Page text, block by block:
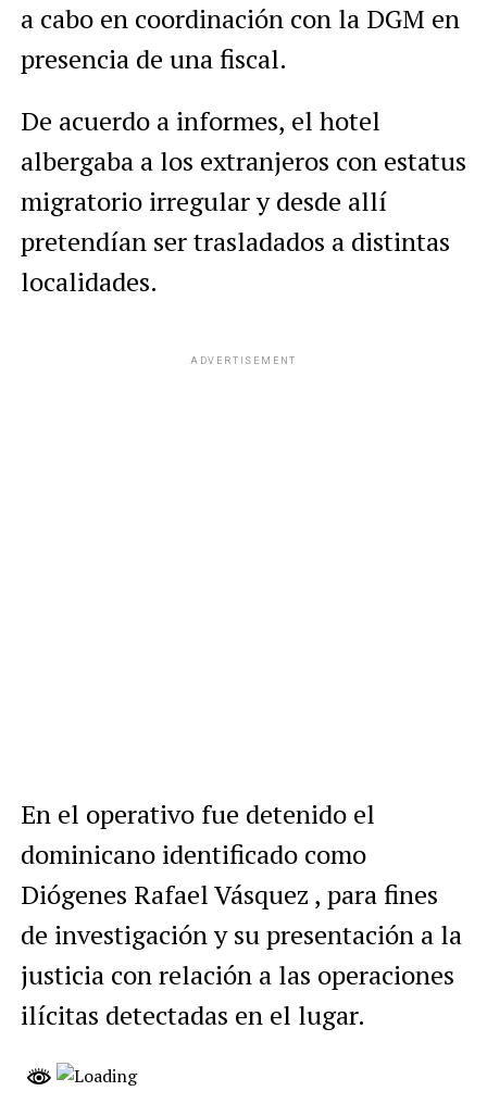
a cabo en coordinación con la DGM en
presencia de una fiscal.
De acuerdo a informes, el hotel
albergaba a los extranjeros con estatus
migratorio irregular y desde allí
pretendían ser trasladados a distintas
localidades.
ADVERTISEMENT
En el operativo fue detenido el
dominicano identificado como
Diógenes Rafael Vásquez , para fines
de investigación y su presentación a la
justicia con relación a las operaciones
ilícitas detectadas en el lugar.